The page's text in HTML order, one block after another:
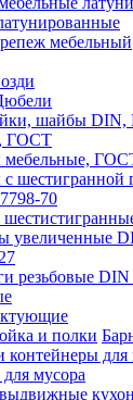
ГОСТ
мебельные,
шестигранной
70
увеличенные
резьбовые DIN
мусора